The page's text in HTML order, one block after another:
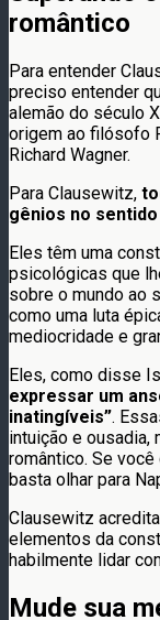
romântico
Para entender
preciso entender
alemão do século
origem ao filósofo
Richard Wagner.
Para Clausewitz,
gênios no
Eles têm uma
psicológicas que
sobre o mundo ao
como uma luta
mediocridade e
Eles, como disse
expressar um
inatingíveis”.
intuição e ousadia,
romântico. Se
basta olhar para
Clausewitz
elementos da
habilmente lidar
Mude sua